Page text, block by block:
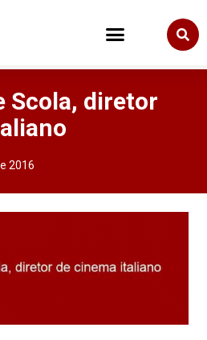
Scola, diretor
2016